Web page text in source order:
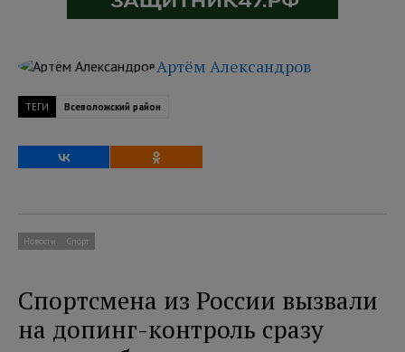
Артём Александров
ТЕГИ Всеволожский район
Новости Спорт
Спортсмена из России вызвали
на допинг-контроль сразу